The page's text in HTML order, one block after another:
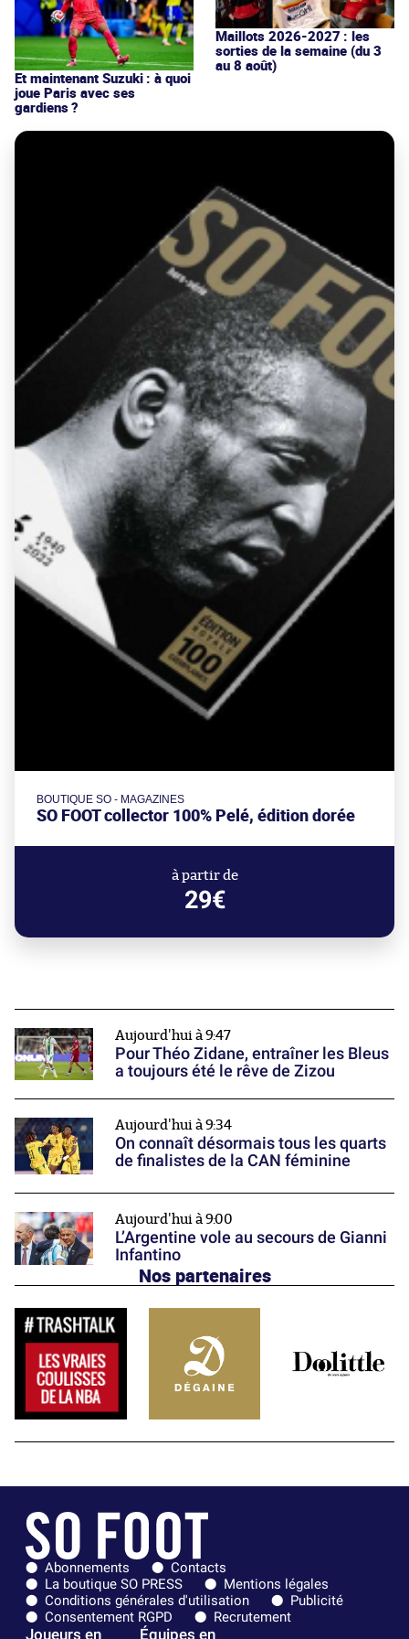
Et maintenant Suzuki : à quoi
joue Paris avec ses
gardiens ?
Maillots 2026-2027 : les
sorties de la semaine (du 3
au 8 août)
BOUTIQUE SO - MAGAZINES
SO FOOT collector 100% Pelé, édition dorée
à partir de
29€
Aujourd'hui à 9:47
Pour Théo Zidane, entraîner les Bleus
a toujours été le rêve de Zizou
Aujourd'hui à 9:34
On connaît désormais tous les quarts
de finalistes de la CAN féminine
Aujourd'hui à 9:00
L’Argentine vole au secours de Gianni
Infantino
Nos partenaires
Abonnements
Contacts
La boutique SO PRESS
Mentions légales
Conditions générales d'utilisation
Publicité
Consentement RGPD
Recrutement
Joueurs en
Équipes en